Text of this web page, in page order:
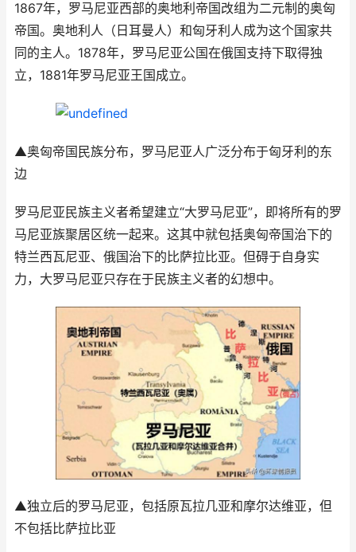
1867年，罗马尼亚西部的奥地利帝国改组为二元制的奥匈
帝国。奥地利人（日耳曼人）和匈牙利人成为这个国家共
同的主人。1878年，罗马尼亚公国在俄国支持下取得独
立，1881年罗马尼亚王国成立。
▲奥匈帝国民族分布，罗马尼亚人广泛分布于匈牙利的东
边
罗马尼亚民族主义者希望建立“大罗马尼亚”，即将所有的罗
马尼亚族聚居区统一起来。这其中就包括奥匈帝国治下的
特兰西瓦尼亚、俄国治下的比萨拉比亚。但碍于自身实
力，大罗马尼亚只存在于民族主义者的幻想中。
▲独立后的罗马尼亚，包括原瓦拉几亚和摩尔达维亚，但
不包括比萨拉比亚